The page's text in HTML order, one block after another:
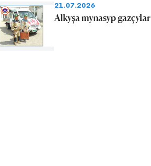
21.07.2026
Alkyşa mynasyp gazçylar